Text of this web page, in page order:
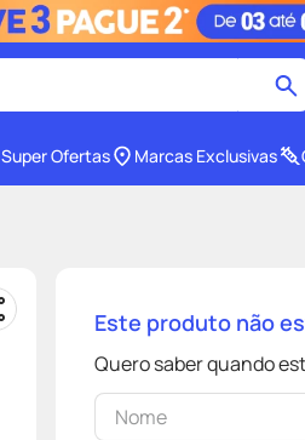
desodorante
teste gravidez
Super Ofertas Marcas Exclusivas
Este produto não
Quero saber quando